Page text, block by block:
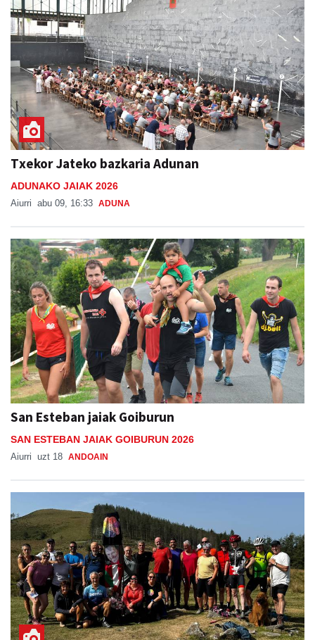
Txekor Jateko bazkaria Adunan
ADUNAKO JAIAK 2026
Aiurri abu 09, 16:33 ADUNA
San Esteban jaiak Goiburun
SAN ESTEBAN JAIAK GOIBURUN 2026
Aiurri uzt 18 ANDOAIN